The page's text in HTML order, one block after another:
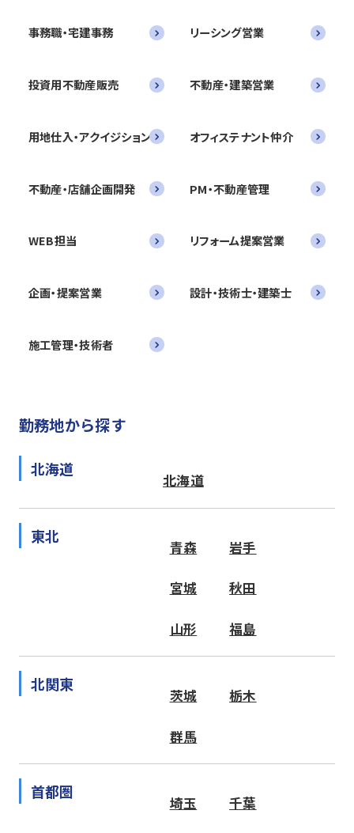
事務職・宅建事務 リーシング営業
投資用不動産販売 不動産・建築営業
用地仕入・アクイジション オフィステナント仲介
不動産・店舗企画開発 PM・不動産管理
WEB担当 リフォーム提案営業
企画・提案営業 設計・技術士・建築士
施工管理・技術者
勤務地から探す
北海道
北海道
東北
青森 岩手
宮城 秋田
山形 福島
北関東
茨城 栃木
群馬
首都圏
埼玉 千葉